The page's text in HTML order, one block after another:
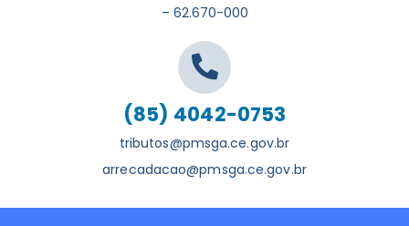
– 62.670-000
(85) 4042-0753
tributos@pmsga.ce.gov.br
arrecadacao@pmsga.ce.gov.br